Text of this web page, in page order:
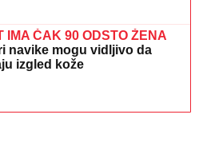
IMA ČAK 90 ODSTO ŽENA
navike mogu vidljivo da
izgled kože